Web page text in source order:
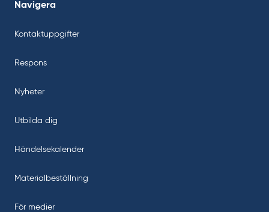
Navigera
Kontaktuppgifter
Respons
Nyheter
Utbilda dig
Händelsekalender
Materialbeställning
För medier